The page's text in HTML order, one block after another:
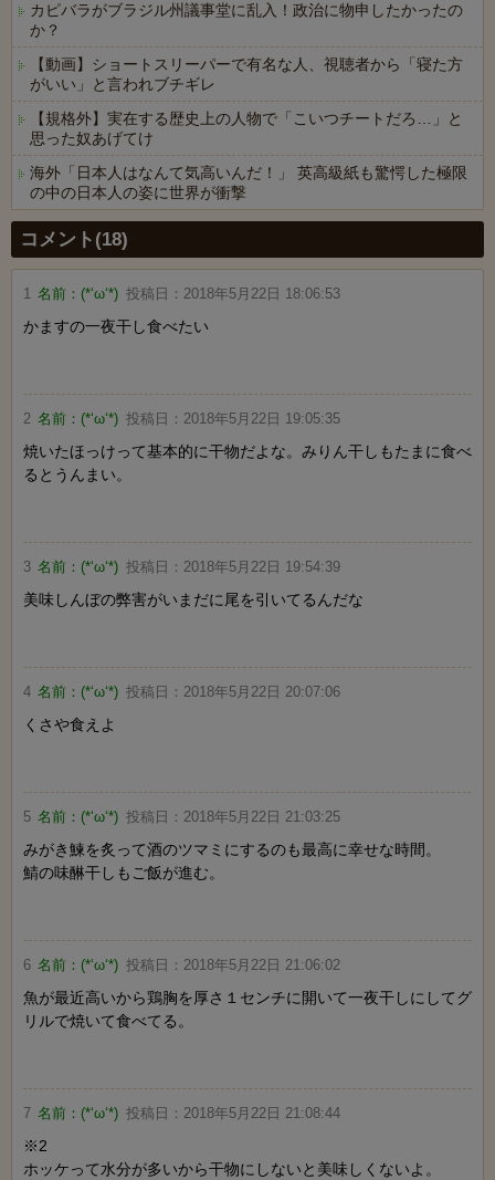
カピバラがブラジル州議事堂に乱入！政治に物申したかったの
か？
【動画】ショートスリーパーで有名な人、視聴者から「寝た方
がいい」と言われブチギレ
【規格外】実在する歴史上の人物で「こいつチートだろ…」と
思った奴あげてけ
海外「日本人はなんて気高いんだ！」 英高級紙も驚愕した極限
の中の日本人の姿に世界が衝撃
Powered by livedoor 相互RSS
コメント(18)
1 名前： (*‘ω‘*) 投稿日： 2018年5月22日 18:06:53
かますの一夜干し食べたい
2 名前： (*‘ω‘*) 投稿日： 2018年5月22日 19:05:35
焼いたほっけって基本的に干物だよな。みりん干しもたまに食べ
るとうんまい。
3 名前： (*‘ω‘*) 投稿日： 2018年5月22日 19:54:39
美味しんぼの弊害がいまだに尾を引いてるんだな
4 名前： (*‘ω‘*) 投稿日： 2018年5月22日 20:07:06
くさや食えよ
5 名前： (*‘ω‘*) 投稿日： 2018年5月22日 21:03:25
みがき鰊を炙って酒のツマミにするのも最高に幸せな時間。
鯖の味醂干しもご飯が進む。
6 名前： (*‘ω‘*) 投稿日： 2018年5月22日 21:06:02
魚が最近高いから鶏胸を厚さ１センチに開いて一夜干しにしてグ
リルで焼いて食べてる。
7 名前： (*‘ω‘*) 投稿日： 2018年5月22日 21:08:44
※2
ホッケって水分が多いから干物にしないと美味しくないよ。